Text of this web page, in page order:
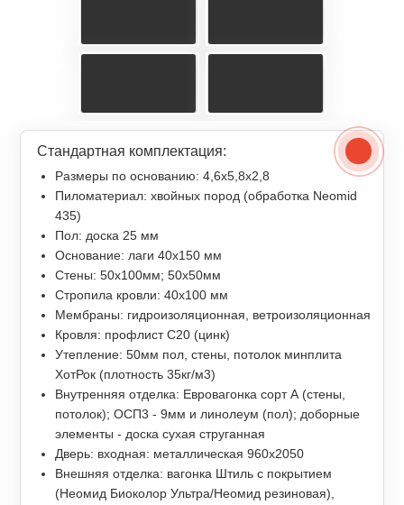
Стандартная комплектация:
Размеры по основанию: 4,6x5,8x2,8
Пиломатериал: хвойных пород (обработка Neomid
435)
Пол: доска 25 мм
Основание: лаги 40х150 мм
Стены: 50х100мм; 50х50мм
Стропила кровли: 40х100 мм
Мембраны: гидроизоляционная, ветроизоляционная
Кровля: профлист С20 (цинк)
Утепление: 50мм пол, стены, потолок минплита
ХотРок (плотность 35кг/м3)
Внутренняя отделка: Евровагонка сорт А (стены,
потолок); ОСП3 - 9мм и линолеум (пол); доборные
элементы - доска сухая струганная
Дверь: входная: металлическая 960x2050
Внешняя отделка: вагонка Штиль с покрытием
(Неомид Биоколор Ультра/Неомид резиновая),